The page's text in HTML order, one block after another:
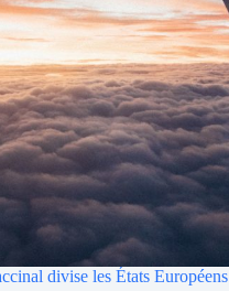
divise les États Européens